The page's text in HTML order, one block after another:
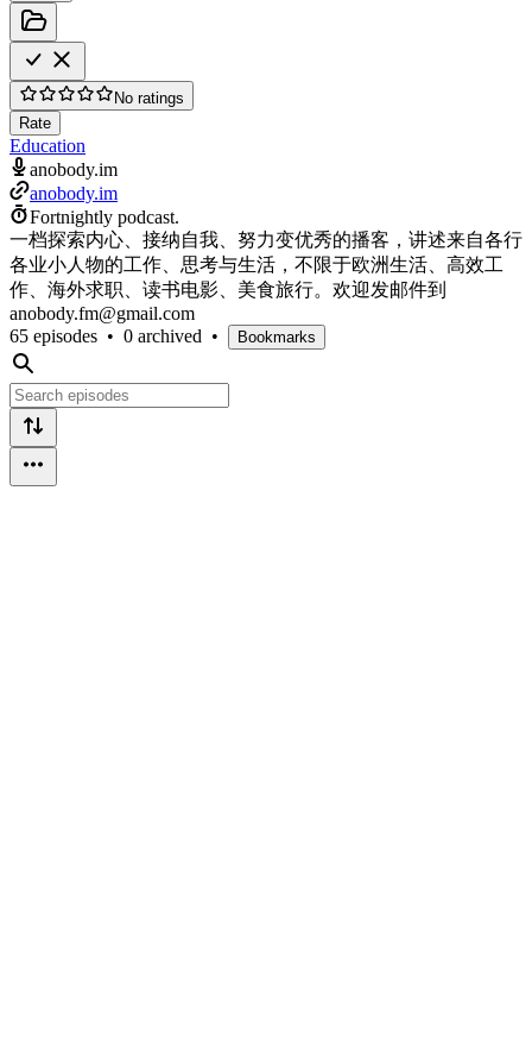
No ratings
Rate
Education
anobody.im
anobody.im
Fortnightly podcast.
一档探索内心、接纳自我、努力变优秀的播客，讲述来自各行
各业小人物的工作、思考与生活，不限于欧洲生活、高效工
作、海外求职、读书电影、美食旅行。欢迎发邮件到
anobody.fm@gmail.com
65 episodes • 0 archived • Bookmarks